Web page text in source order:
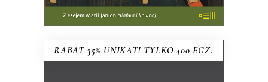
RABAT 35% UNIKAT! TYLKO 400 EGZ.